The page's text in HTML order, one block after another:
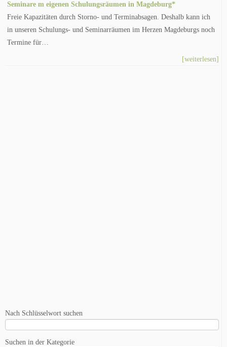
Seminare m eigenen Schulungsräumen in Magdeburg*
Freie Kapazitäten durch Storno- und Terminabsagen. Deshalb kann ich
in unseren Schulungs- und Seminarräumen im Herzen Magdeburgs noch
Termine für…
[weiterlesen]
Nach Schlüsselwort suchen
Suchen in der Kategorie